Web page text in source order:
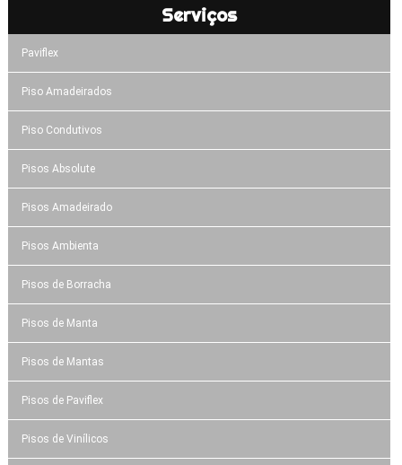
Serviços
Paviflex
Piso Amadeirados
Piso Condutivos
Pisos Absolute
Pisos Amadeirado
Pisos Ambienta
Pisos de Borracha
Pisos de Manta
Pisos de Mantas
Pisos de Paviflex
Pisos de Vinílicos